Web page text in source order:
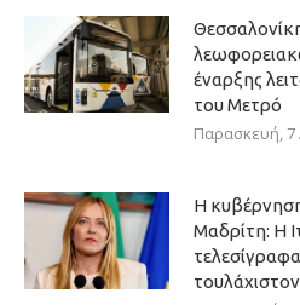
έναρξης
του Μετρό
Παρασκευή, 7
Η
Μαδρίτη: Η